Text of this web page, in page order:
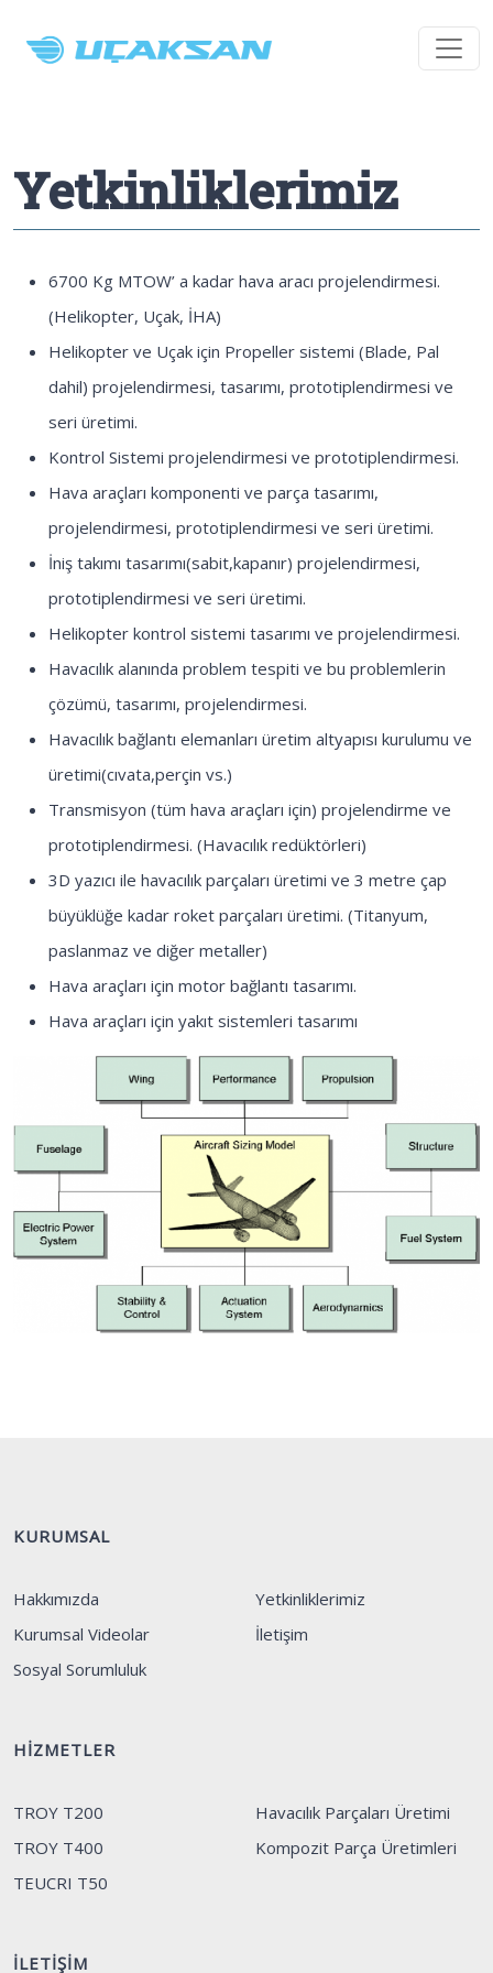
Yetkinliklerimiz
6700 Kg MTOW’ a kadar hava aracı projelendirmesi.
(Helikopter, Uçak, İHA)
Helikopter ve Uçak için Propeller sistemi (Blade, Pal
dahil) projelendirmesi, tasarımı, prototiplendirmesi ve
seri üretimi.
Kontrol Sistemi projelendirmesi ve prototiplendirmesi.
Hava araçları komponenti ve parça tasarımı,
projelendirmesi, prototiplendirmesi ve seri üretimi.
İniş takımı tasarımı(sabit,kapanır) projelendirmesi,
prototiplendirmesi ve seri üretimi.
Helikopter kontrol sistemi tasarımı ve projelendirmesi.
Havacılık alanında problem tespiti ve bu problemlerin
çözümü, tasarımı, projelendirmesi.
Havacılık bağlantı elemanları üretim altyapısı kurulumu ve
üretimi(cıvata,perçin vs.)
Transmisyon (tüm hava araçları için) projelendirme ve
prototiplendirmesi. (Havacılık redüktörleri)
3D yazıcı ile havacılık parçaları üretimi ve 3 metre çap
büyüklüğe kadar roket parçaları üretimi. (Titanyum,
paslanmaz ve diğer metaller)
Hava araçları için motor bağlantı tasarımı.
Hava araçları için yakıt sistemleri tasarımı
KURUMSAL
Hakkımızda
Kurumsal Videolar
Sosyal Sorumluluk
Yetkinliklerimiz
İletişim
HIZMETLER
TROY T200
TROY T400
TEUCRI T50
Havacılık Parçaları Üretimi
Kompozit Parça Üretimleri
İLETIŞIM